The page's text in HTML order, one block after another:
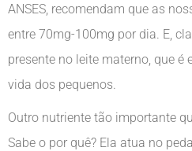
ANSES, recomendam que as
entre 70mg-100mg por dia. E,
presente no leite materno, que é
vida dos pequenos.
Outro nutriente tão importante
Sabe o por quê? Ela atua no